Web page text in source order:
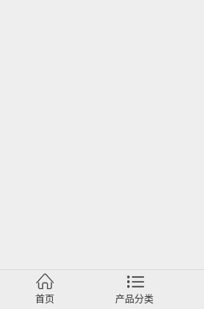
首页 产品分类